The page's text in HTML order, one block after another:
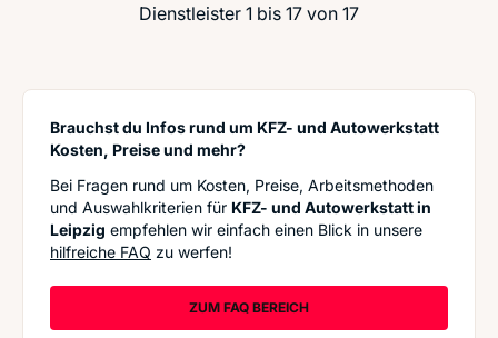
Dienstleister 1 bis 17 von 17
Brauchst du Infos rund um KFZ- und Autowerkstatt
Kosten, Preise und mehr?
Bei Fragen rund um Kosten, Preise, Arbeitsmethoden
und Auswahlkriterien für KFZ- und Autowerkstatt in
Leipzig empfehlen wir einfach einen Blick in unsere
hilfreiche FAQ zu werfen!
ZUM FAQ BEREICH